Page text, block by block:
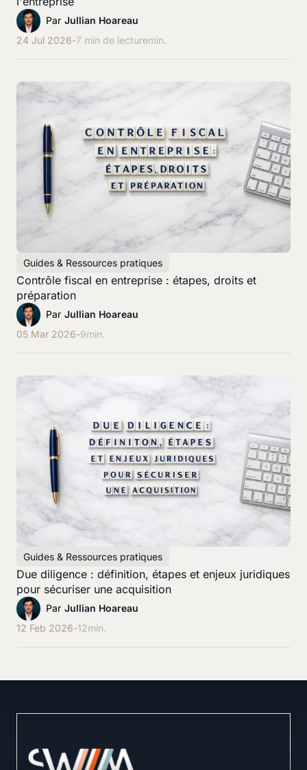
Par Jullian Hoareau
24 Jul 2026-7 min de lecturemin.
Guides & Ressources pratiques
Contrôle fiscal en entreprise : étapes, droits et
préparation
Par Jullian Hoareau
05 Mar 2026-9min.
Guides & Ressources pratiques
Due diligence : définition, étapes et enjeux juridiques
pour sécuriser une acquisition
Par Jullian Hoareau
12 Feb 2026-12min.